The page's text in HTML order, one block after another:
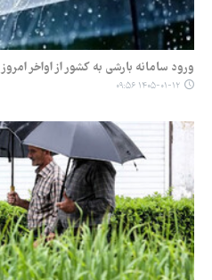
ورود سامانه بارشی به کشور از اواخر امروز
۱۴۰۵-۰۱-۱۲ ۰۹:۵۶